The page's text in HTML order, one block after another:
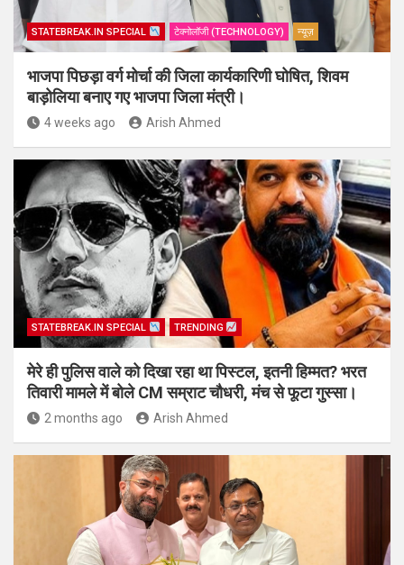
STATEBREAK.IN SPECIAL टेक्नोलॉजी (TECHNOLOGY) न्यूज़
भाजपा पिछड़ा वर्ग मोर्चा की जिला कार्यकारिणी घोषित, शिवम
बाड़ोलिया बनाए गए भाजपा जिला मंत्री।
4 weeks ago Arish Ahmed
STATEBREAK.IN SPECIAL TRENDING
मेरे ही पुलिस वाले को दिखा रहा था पिस्टल, इतनी हिम्मत? भरत
तिवारी मामले में बोले CM सम्राट चौधरी, मंच से फूटा गुस्सा।
2 months ago Arish Ahmed